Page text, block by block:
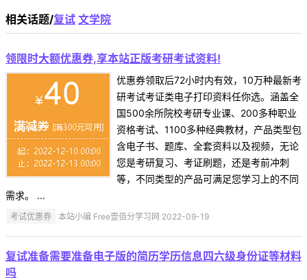
相关话题/复试 文学院
领限时大额优惠券,享本站正版考研考试资料!
优惠券领取后72小时内有效，10万种最新考
研考试考证类电子打印资料任你选。涵盖全
国500余所院校考研专业课、200多种职业
资格考试、1100多种经典教材，产品类型包
含电子书、题库、全套资料以及视频，无论
您是考研复习、考证刷题，还是考前冲刺
等，不同类型的产品可满足您学习上的不同
需求。 ...
考试优惠券 本站小编 Free壹佰分学习网 2022-09-19
复试准备需要准备电子版的简历学历信息四六级身份证等材料
吗